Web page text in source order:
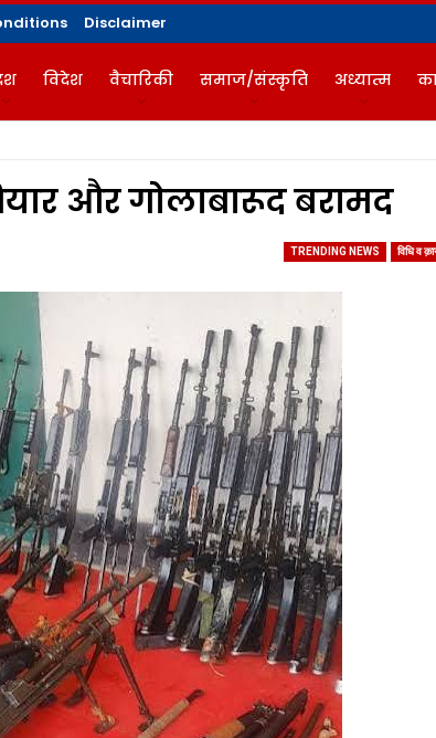
Disclaimer
विदेश वैचारिकी समाज/संस्कृति अध्यात्म
और गोलाबारूद बरामद
TRENDING NEWS विधि व